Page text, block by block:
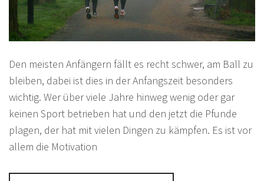
Den meisten Anfängern fällt es recht schwer, am Ball zu
bleiben, dabei ist dies in der Anfangszeit besonders
wichtig. Wer über viele Jahre hinweg wenig oder gar
keinen Sport betrieben hat und den jetzt die Pfunde
plagen, der hat mit vielen Dingen zu kämpfen. Es ist vor
allem die Motivation